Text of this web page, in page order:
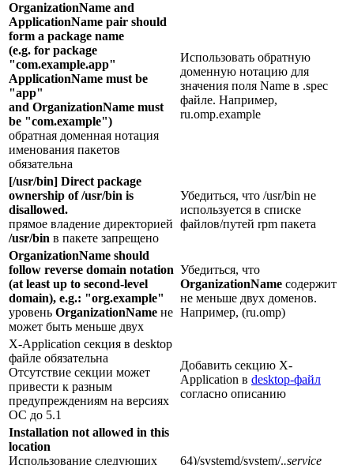
OrganizationName and
ApplicationName pair should
form a package name
(e.g. for package
"com.example.app"
ApplicationName must be
"app"
and OrganizationName must
be "com.example")
обратная доменная нотация
именования пакетов
обязательна
Использовать обратную
доменную нотацию для
значения поля Name в .spec
файле. Например,
ru.omp.example
[/usr/bin] Direct package
ownership of /usr/bin is
disallowed.
прямое владение директорией
/usr/bin в пакете запрещено
Убедиться, что /usr/bin не
используется в списке
файлов/путей rpm пакета
OrganizationName should
follow reverse domain notation
(at least up to second-level
domain), e.g.: "org.example"
уровень OrganizationName не
может быть меньше двух
Убедиться, что
OrganizationName содержит
не меньше двух доменов.
Например, (ru.omp)
X-Application секция в desktop
файле обязательна
Отсутствие секции может
привести к разным
предупреждениям на версиях
ОС до 5.1
Добавить секцию X-
Application в desktop-файл
согласно описанию
Installation not allowed in this
location
Использование следующих
64)/systemd/system/..service